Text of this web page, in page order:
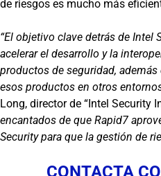
de riesgos es mucho más
“El objetivo clave detrás de Intel
acelerar el desarrollo y la
productos de seguridad,
esos productos en otros
Long, director de “Intel Security
encantados de que Rapid7
Security para que la gestión de
CONTACTA